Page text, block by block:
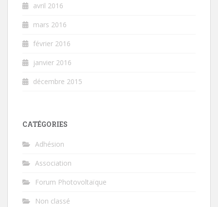
avril 2016
mars 2016
février 2016
janvier 2016
décembre 2015
CATÉGORIES
Adhésion
Association
Forum Photovoltaïque
Non classé